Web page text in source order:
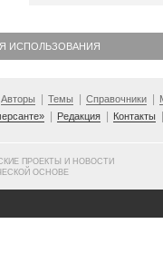
ИСПОЛЬЗОВАНИЯ
Авторы Темы Справочники
Редакция Контакты
ПРОЕКТЫ И НОВОСТИ
ОСНОВЕ